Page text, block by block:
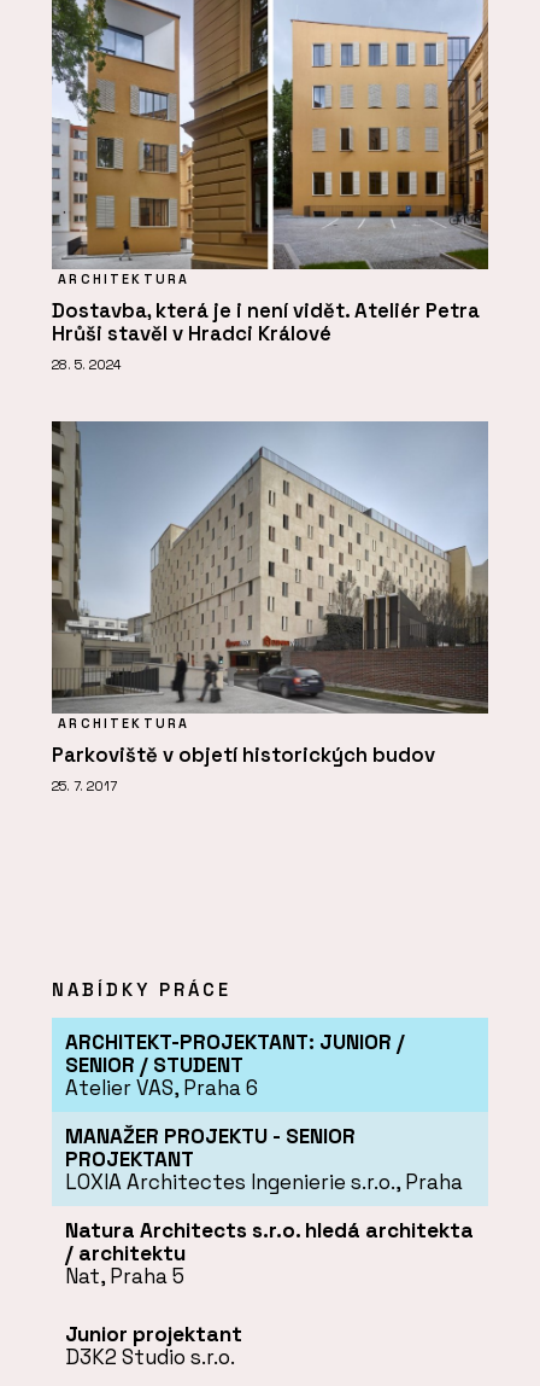
ARCHITEKTURA
Dostavba, která je i není vidět. Ateliér Petra
Hrůši stavěl v Hradci Králové
28. 5. 2024
ARCHITEKTURA
Parkoviště v objetí historických budov
25. 7. 2017
NABÍDKY PRÁCE
ARCHITEKT-PROJEKTANT: JUNIOR /
SENIOR / STUDENT
Atelier VAS, Praha 6
MANAŽER PROJEKTU - SENIOR
PROJEKTANT
LOXIA Architectes Ingenierie s.r.o., Praha
Natura Architects s.r.o. hledá architekta
/ architektu
Nat, Praha 5
Junior projektant
D3K2 Studio s.r.o.